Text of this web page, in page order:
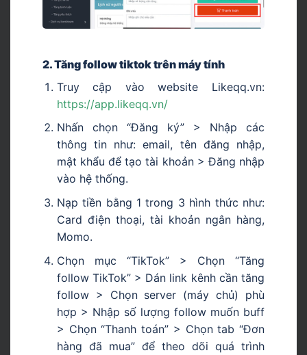
2. Tăng follow tiktok trên máy tính
Truy cập vào website Likeqq.vn:
https://app.likeqq.vn/
Nhấn chọn “Đăng ký” > Nhập các
thông tin như: email, tên đăng nhập,
mật khẩu để tạo tài khoản > Đăng nhập
vào hệ thống.
Nạp tiền bằng 1 trong 3 hình thức như:
Card điện thoại, tài khoản ngân hàng,
Momo.
Chọn mục “TikTok” > Chọn “Tăng
follow TikTok” > Dán link kênh cần tăng
follow > Chọn server (máy chủ) phù
hợp > Nhập số lượng follow muốn buff
> Chọn “Thanh toán” > Chọn tab “Đơn
hàng đã mua” để theo dõi quá trình